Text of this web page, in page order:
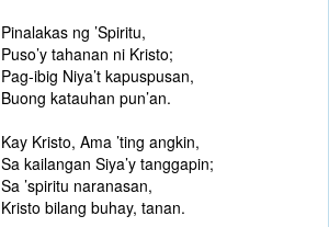
Pinalakas ng ’Spiritu,
Puso’y tahanan ni Kristo;
Pag-ibig Niya’t kapuspusan,
Buong katauhan pun’an.
Kay Kristo, Ama ’ting angkin,
Sa kailangan Siya’y tanggapin;
Sa ’spiritu naranasan,
Kristo bilang buhay, tanan.